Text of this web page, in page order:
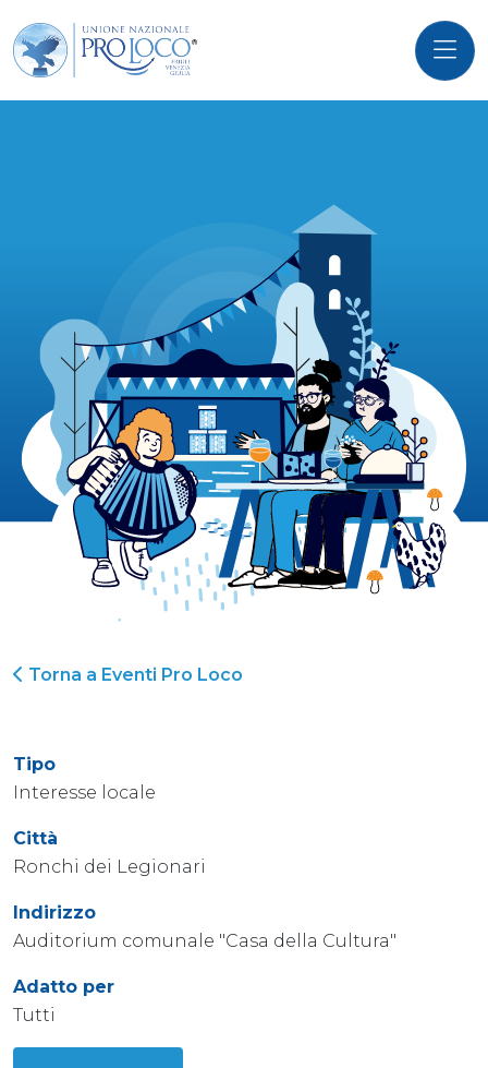
Torna a Eventi Pro Loco
Tipo
Interesse locale
Città
Ronchi dei Legionari
Indirizzo
Auditorium comunale "Casa della Cultura"
Adatto per
Tutti